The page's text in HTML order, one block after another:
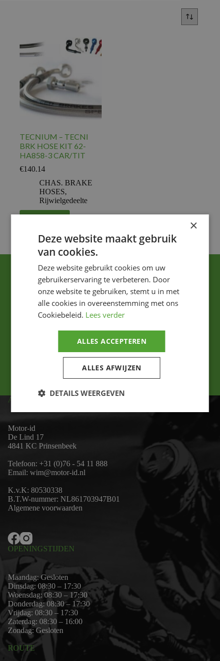
TECNIUM – TECNI
BRK HOSE KIT 62-
HA858-3 CAR/TIT
€140.14
CHAS. BRAKE
HOSES,
Rijwielgedeelte
ADRES
Motor-id
De Lind 17
4841 KC Prinsenbeek
Telefoon: +31 (0)76 - 54 11 888
Email: wim@motor-id.nl
K.v.K: 80530338
B.T.W-nummer: NL861703947B01
Algemene voorwaarden
OPENINGSTIJDEN
Maandag: Gesloten
Dinsdag: 08:30 – 17:30
Woensdag: 08:30 – 17:30
Donderdag: 08:30 – 17:30
Vrijdag: 08:30 – 17:30
Zaterdag: 08:30 – 16:00
Zondag: Gesloten
ROUTE
×
Deze website maakt gebruik
van cookies.
Deze website gebruikt cookies om uw
gebruikerservaring te verbeteren. Door
onze website te gebruiken, stemt u in met
alle cookies in overeenstemming met ons
Cookiebeleid. Lees verder
ALLES ACCEPTEREN
ALLES AFWIJZEN
DETAILS WEERGEVEN